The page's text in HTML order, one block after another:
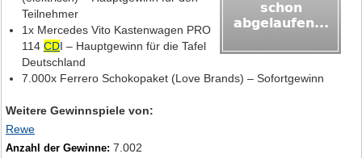
Teilnehmer
1x Mercedes Vito Kastenwagen PRO
114 CDI – Hauptgewinn für die Tafel
Deutschland
7.000x Ferrero Schokopaket (Love Brands) – Sofortgewinn
Weitere Gewinnspiele von:
Rewe
Anzahl der Gewinne: 7.002